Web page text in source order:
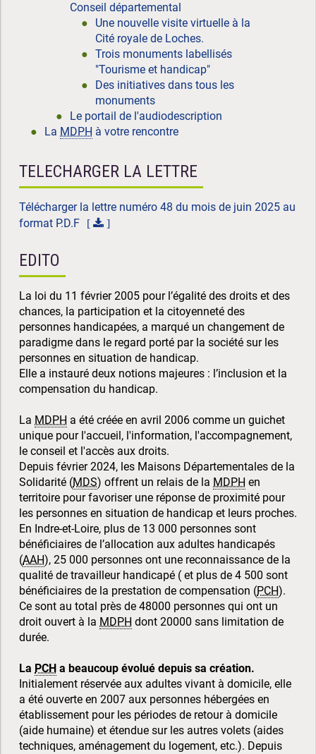
Conseil départemental
Une nouvelle visite virtuelle à la
Cité royale de Loches.
Trois monuments labellisés
"Tourisme et handicap"
Des initiatives dans tous les
monuments
Le portail de l'audiodescription
La MDPH à votre rencontre
TELECHARGER LA LETTRE
Télécharger la lettre numéro 48 du mois de juin 2025 au
format P.D.F
EDITO
La loi du 11 février 2005 pour l’égalité des droits et des
chances, la participation et la citoyenneté des
personnes handicapées, a marqué un changement de
paradigme dans le regard porté par la société sur les
personnes en situation de handicap.
Elle a instauré deux notions majeures : l’inclusion et la
compensation du handicap.
La MDPH a été créée en avril 2006 comme un guichet
unique pour l'accueil, l'information, l'accompagnement,
le conseil et l'accès aux droits.
Depuis février 2024, les Maisons Départementales de la
Solidarité (MDS) offrent un relais de la MDPH en
territoire pour favoriser une réponse de proximité pour
les personnes en situation de handicap et leurs proches.
En Indre-et-Loire, plus de 13 000 personnes sont
bénéficiaires de l’allocation aux adultes handicapés
(AAH), 25 000 personnes ont une reconnaissance de la
qualité de travailleur handicapé ( et plus de 4 500 sont
bénéficiaires de la prestation de compensation (PCH).
Ce sont au total près de 48000 personnes qui ont un
droit ouvert à la MDPH dont 20000 sans limitation de
durée.
La PCH a beaucoup évolué depuis sa création.
Initialement réservée aux adultes vivant à domicile, elle
a été ouverte en 2007 aux personnes hébergées en
établissement pour les périodes de retour à domicile
(aide humaine) et étendue sur les autres volets (aides
techniques, aménagement du logement, etc.). Depuis